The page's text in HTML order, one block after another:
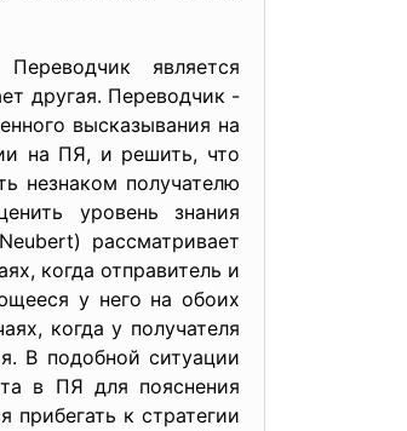
является
другая. Переводчик -
высказывания на
на ПЯ, и решить, что
незнаком получателю
уровень знания
рассматривает
когда отправитель и
у него на обоих
когда у получателя
В подобной ситуации
в ПЯ для пояснения
к стратегии